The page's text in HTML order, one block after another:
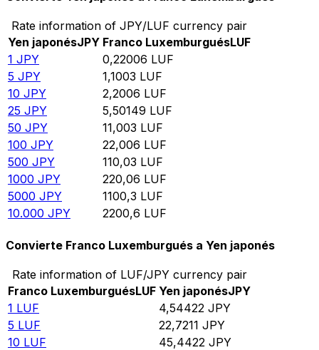
Rate information of JPY/LUF currency pair
Yen japonésJPY Franco LuxemburguésLUF
1 JPY 0,22006 LUF
5 JPY 1,1003 LUF
10 JPY 2,2006 LUF
25 JPY 5,50149 LUF
50 JPY 11,003 LUF
100 JPY 22,006 LUF
500 JPY 110,03 LUF
1000 JPY 220,06 LUF
5000 JPY 1100,3 LUF
10.000 JPY 2200,6 LUF
Convierte Franco Luxemburgués a Yen japonés
Rate information of LUF/JPY currency pair
Franco LuxemburguésLUF Yen japonésJPY
1 LUF 4,54422 JPY
5 LUF 22,7211 JPY
10 LUF 45,4422 JPY